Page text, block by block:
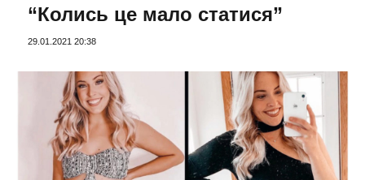
“Колись це мало статися”
29.01.2021 20:38